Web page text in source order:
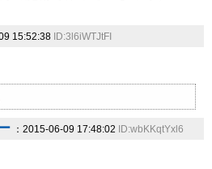
15:52:38 ID:3l6iWTJtFI
：2015-06-09 17:48:02 ID:wbKKqtYxl6